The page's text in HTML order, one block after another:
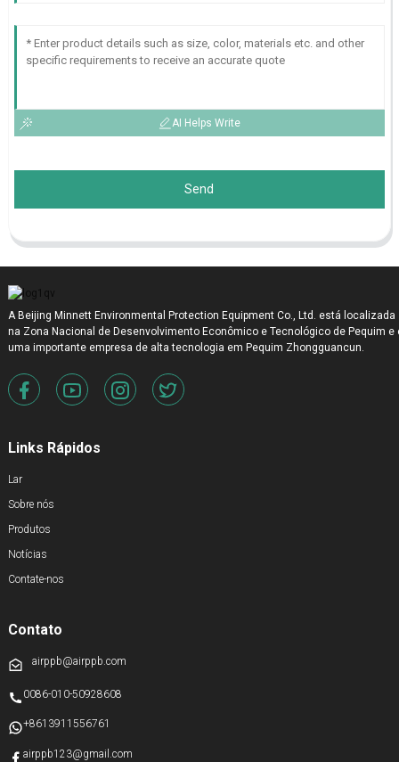
AI Helps Write
Send
A Beijing Minnett Environmental Protection Equipment Co., Ltd. está localizada
na Zona Nacional de Desenvolvimento Econômico e Tecnológico de Pequim e
uma importante empresa de alta tecnologia em Pequim Zhongguancun.
Links Rápidos
Lar
Sobre nós
Produtos
Notícias
Contate-nos
Contato
airppb@airppb.com
0086-010-50928608
+8613911556761
airppb123@gmail.com